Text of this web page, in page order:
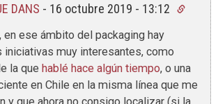
DANS - 16 octubre 2019 - 13:12
en ese ámbito del packaging hay
iniciativas muy interesantes, como
la que hablé hace algún tiempo, o una
en Chile en la misma línea que me